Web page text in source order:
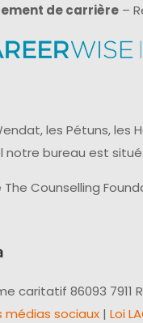
de carrière –
les Pétuns,
notre bureau est
Counselling
86093 7911
médias sociaux | Loi